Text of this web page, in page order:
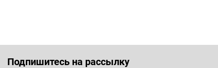
Подпишитесь на рассылку